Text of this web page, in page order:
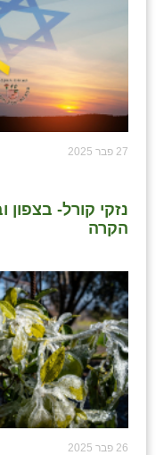
27 פבר 2025
נזקי קורל- בצפון
הקרה
26 פבר 2025